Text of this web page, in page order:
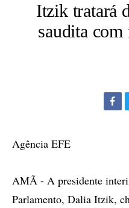
Itzik tratará
saudita com
Agência EFE
AMÃ - A presidente
Parlamento, Dalia Itzik,